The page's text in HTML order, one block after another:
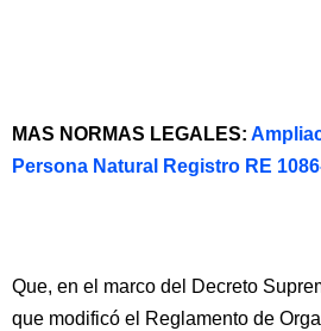
MAS NORMAS LEGALES:
Persona Natural Registro RE
Que, en el marco del Decreto
que modificó el Reglamento de